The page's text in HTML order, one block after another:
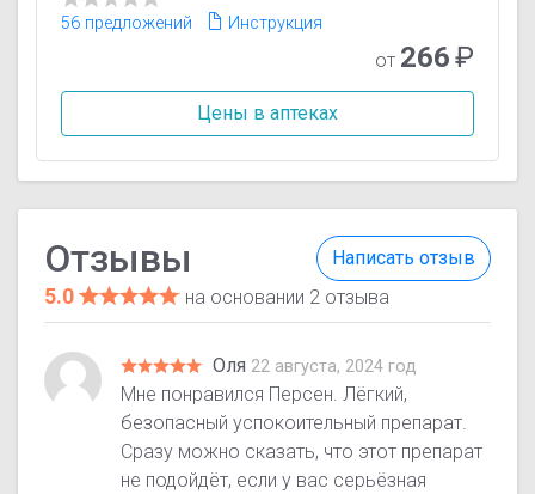
56 предложений Инструкция
от 266₽
Цены в аптеках
Написать отзыв
Отзывы
5.0 на основании 2 отзыва
Оля 22 августа, 2024 год
Мне понравился Персен. Лёгкий,
безопасный успокоительный препарат.
Сразу можно сказать, что этот препарат
не подойдёт, если у вас серьёзная